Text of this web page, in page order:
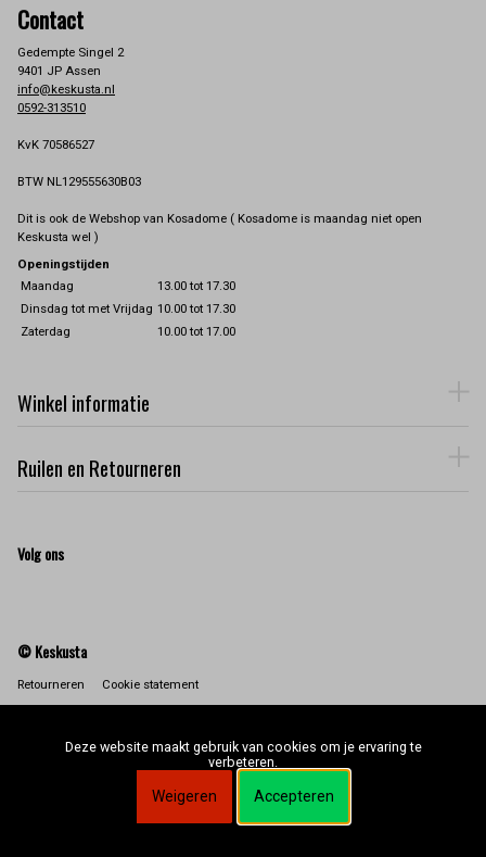
Contact
Gedempte Singel 2
9401 JP Assen
info@keskusta.nl
0592-313510
KvK 70586527
BTW NL129555630B03
Dit is ook de Webshop van Kosadome ( Kosadome is maandag niet open
Keskusta wel )
Openingstijden
Maandag
13.00 tot 17.30
Dinsdag tot met Vrijdag 10.00 tot 17.30
Zaterdag
10.00 tot 17.00
Winkel informatie
Ruilen en Retourneren
Volg ons
© Keskusta
Retourneren Cookie statement
Deze website maakt gebruik van cookies om je ervaring te
verbeteren.
Weigeren Accepteren